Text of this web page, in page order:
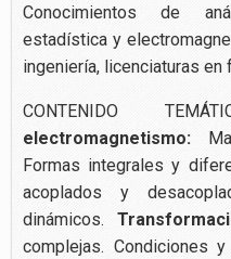
Conocimientos de
estadística y
ingeniería, licenciaturas en
CONTENIDO
electromagnetismo:
Formas integrales y
acoplados y
dinámicos.
complejas. Condiciones